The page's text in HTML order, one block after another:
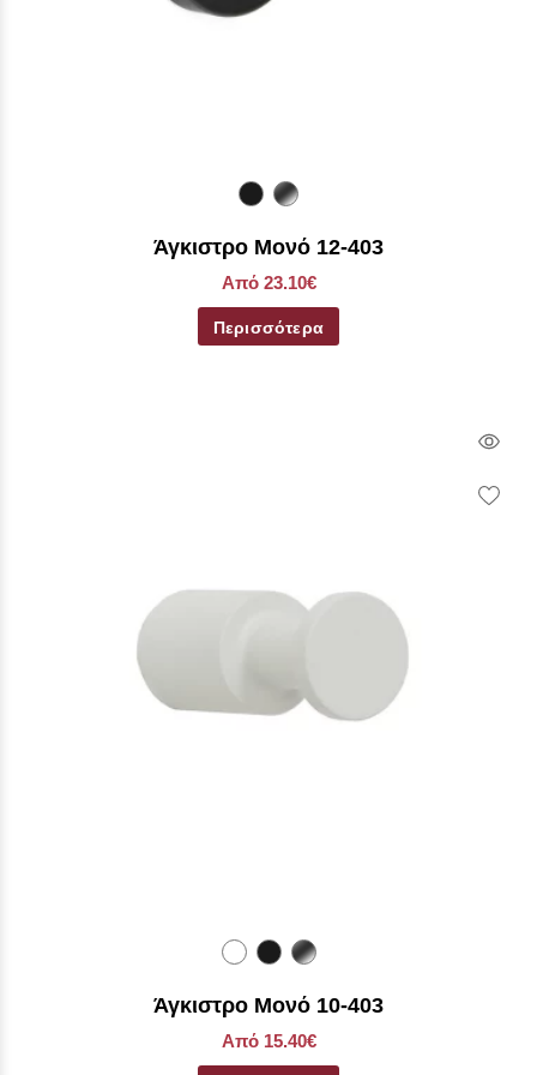
Άγκιστρο Μονό 12-403
Από 23.10€
Περισσότερα
Άγκιστρο Μονό 10-403
Από 15.40€